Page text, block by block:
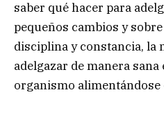
saber qué hacer para
pequeños cambios y
disciplina y constancia, la
adelgazar de manera
organismo